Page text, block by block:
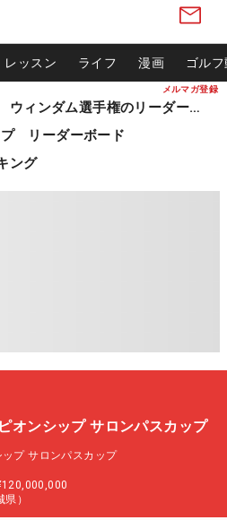
メルマガ登録
レッスン ライフ 漫画 ゴル
松山英樹ら出場 ウィンダム選手権のリーダーボード
リーダーボード
ング
オンシップ サロンパスカップ
プ サロンパスカップ
）